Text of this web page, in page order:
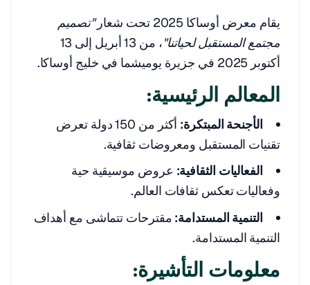
يقام معرض أوساكا 2025 تحت شعار
"تصميم
مجتمع المستقبل لحياتنا"
، من 13 أبريل إلى 13
أكتوبر 2025 في جزيرة يوميشما في خليج أوساكا.
المعالم الرئيسية:
الأجنحة المبتكرة:
أكثر من 150 دولة تعرض
تقنيات المستقبل ومعروضات ثقافية.
الفعاليات الثقافية: عروض موسيقية حية
وفعاليات تعكس ثقافات العالم.
التنمية المستدامة: مقترحات تتماشى مع أهداف
التنمية المستدامة.
معلومات التأشيرة: